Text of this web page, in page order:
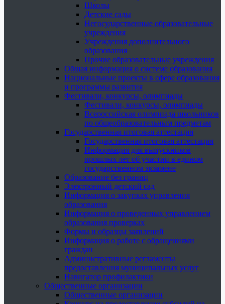
Школы
Детские сады
Негосударственные образовательные
учреждения
Учреждения дополнительного
образования
Прочие образовательные учреждения
Общая информация о системе образования
Национальные проекты в сфере образования
и программы развития
Фестивали, конкурсы, олимпиады
Фестивали, конкурсы, олимпиады
Всероссийская олимпиада школьников
по общеобразовательным предметам
Государственная итоговая аттестация
Государственная итоговая аттестация
Информация для выпускников
прошлых лет об участии в едином
государственном экзамене
Образование без границ
Электронный детский сад
Информация о закупках управления
образования
Информация о проведенных управлением
образования проверках
Формы и образцы заявлений
Информация о работе с обращениями
граждан
Административные регламенты
предоставления муниципальных услуг
Навигатор профилактики
Общественные организации
Общественные организации